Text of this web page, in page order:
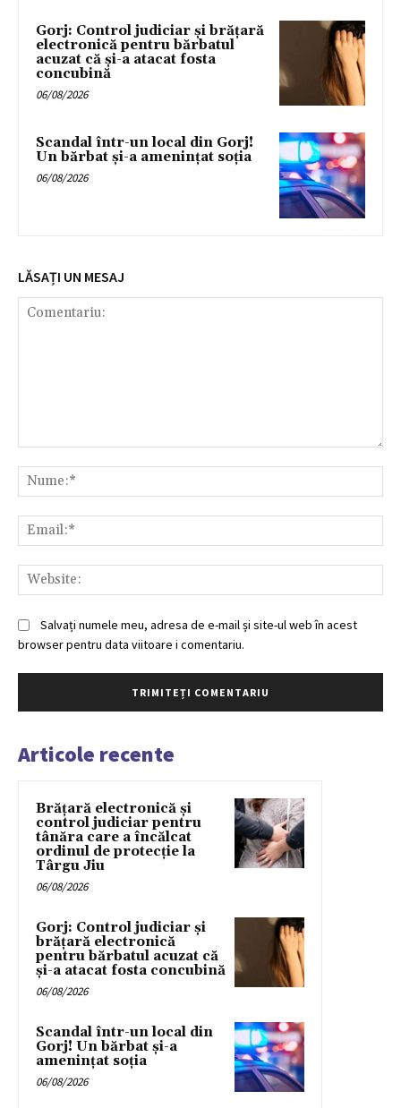
Gorj: Control judiciar și brățară
electronică pentru bărbatul
acuzat că și-a atacat fosta
concubină
06/08/2026
Scandal într-un local din Gorj!
Un bărbat și-a amenințat soția
06/08/2026
LĂSAȚI UN MESAJ
Salvați numele meu, adresa de e-mail și site-ul web în acest
browser pentru data viitoare i comentariu.
Articole recente
Brățară electronică și
control judiciar pentru
tânăra care a încălcat
ordinul de protecție la
Târgu Jiu
06/08/2026
Gorj: Control judiciar și
brățară electronică
pentru bărbatul acuzat că
și-a atacat fosta concubină
06/08/2026
Scandal într-un local din
Gorj! Un bărbat și-a
amenințat soția
06/08/2026